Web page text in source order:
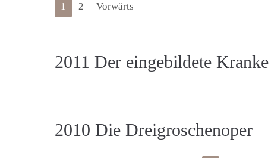
1 2 Vorwärts
2011 Der eingebildete Kranke
2010 Die Dreigroschenoper